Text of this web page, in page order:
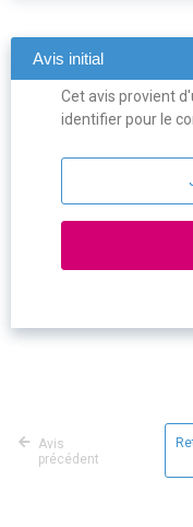
Avis initial
Cet avis provient
identifier pour le
Avis
précédent